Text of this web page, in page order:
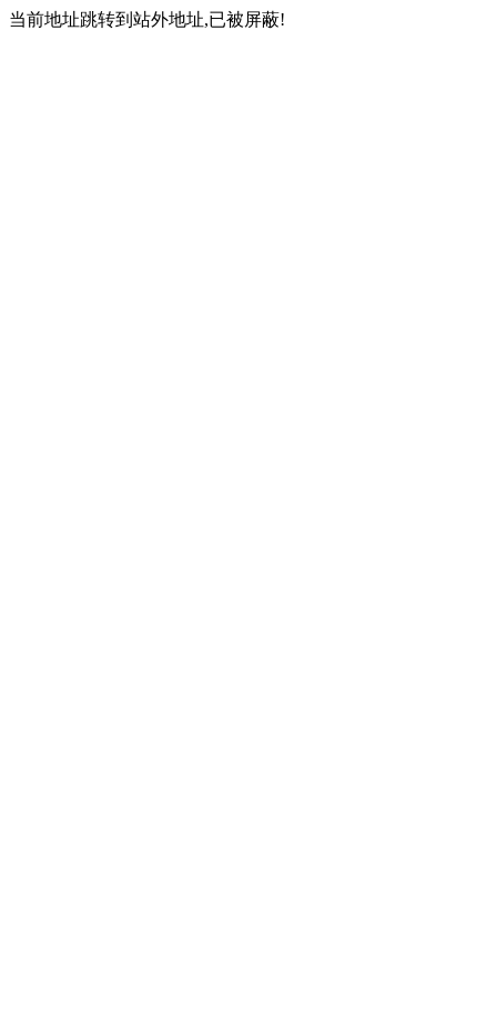
当前地址跳转到站外地址,已被屏蔽!